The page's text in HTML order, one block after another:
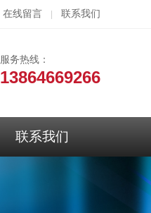
在线留言 联系我们
服务热线：
13864669266
联系我们